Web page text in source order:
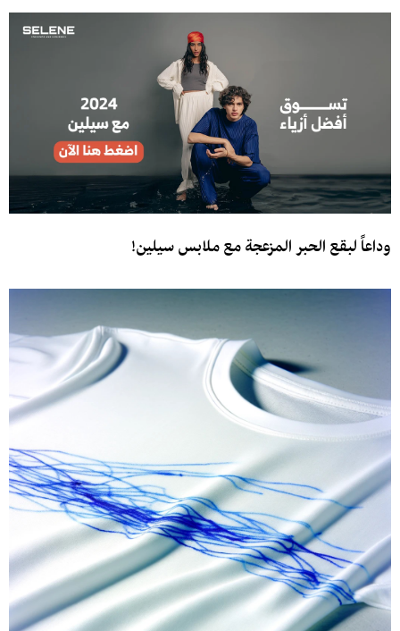
وداعاً لبقع الحبر المزعجة مع ملابس سيلين!